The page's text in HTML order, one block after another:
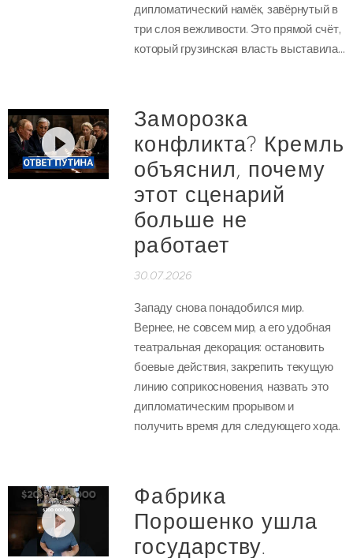
дипломатический намёк, завёрнутый в
три слоя вежливости. Это прямой счёт,
который грузинская власть выставила...
Заморозка
конфликта? Кремль
объяснил, почему
этот сценарий
больше не
работает
30.07.2026
Западу снова понадобился мир.
Вернее, не совсем мир, а его удобная
театральная декорация: остановить
боевые действия, закрепить текущую
линию соприкосновения, назвать это
дипломатическим прорывом и
получить время для следующего хода.
Фабрика
Порошенко ушла
государству.